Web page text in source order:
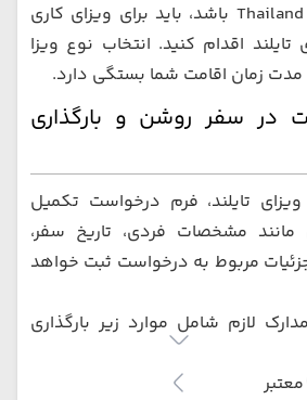
یا فعالیت شغلی در Thailand باشد، باید برای ویزای کاری
تایلند اقدام کنید. انتخاب نوع ویزا
زمان اقامت شما بستگی دارد.
در سفر روشن و بارگذاری
تایلند، فرم درخواست تکمیل
مشخصات فردی، تاریخ سفر،
مربوط به درخواست ثبت خواهد
لازم شامل موارد زیر بارگذاری